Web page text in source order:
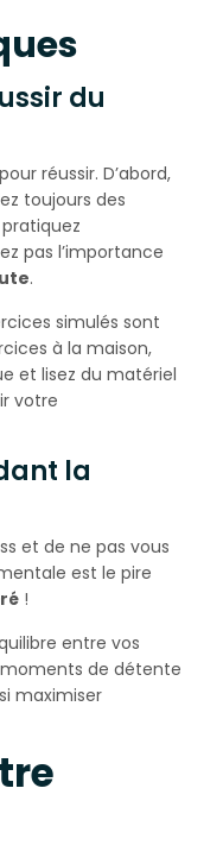
du
réussir. D’abord,
toujours des
pas l’importance
.
simulés sont
à la maison,
et lisez du matériel
votre
la
et de ne pas vous
est le pire
!
entre vos
moments de détente
maximiser